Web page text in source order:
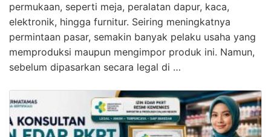
permukaan, seperti meja, peralatan dapur, kaca,
elektronik, hingga furnitur. Seiring meningkatnya
permintaan pasar, semakin banyak pelaku usaha yang
memproduksi maupun mengimpor produk ini. Namun,
sebelum dipasarkan secara legal di …